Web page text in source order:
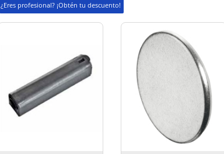
¿Eres profesional? ¡Obtén tu descuento!